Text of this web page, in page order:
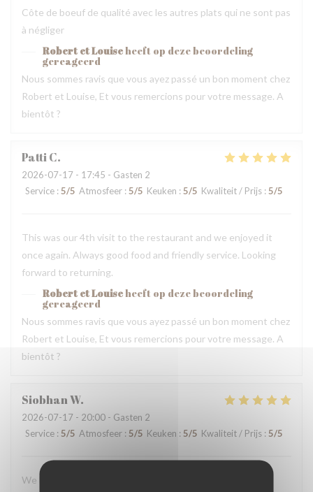
Côte de boeuf de qualité avec les autres plats qui ne sont pas
à négliger
Robert et Louiseheeft op deze beoordeling
gereageerd
Nous sommes ravis que vous ayez passé un bon moment chez
Robert et Louise, Et vous remercions pour votre message. A
bientôt ?
PattiC
2026-07-17 - 17:45 - Gasten 2
Service : 5/5 Atmosfeer : 5/5 Keuken : 5/5 Kwaliteit / Prijs : 5/5
This was our 4th visit to the restaurant and we enjoyed it
once again. Always good food and friendly service. Looking
forward to returning.
Robert et Louiseheeft op deze beoordeling
gereageerd
Nous sommes ravis que vous ayez passé un bon moment chez
Robert et Louise, Et vous remercions pour votre message. A
bientôt ?
SiobhanW
2026-07-17 - 20:00 - Gasten 2
Service : 5/5 Atmosfeer : 5/5 Keuken : 5/5 Kwaliteit / Prijs : 5/5
We loved our dinner and experience here. The staff were